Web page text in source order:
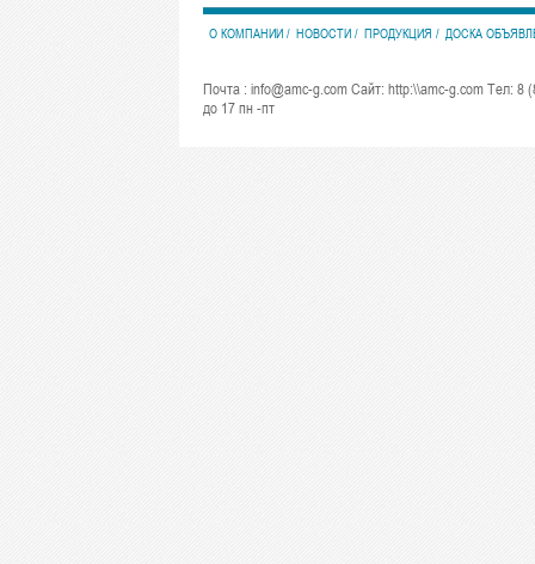
О КОМПАНИИ НОВОСТИ ПРОДУКЦИЯ ДОСКА
Почта : info@amc-g.com Сайт: http:\\amc-g.com Тел: 8
до 17 пн -пт